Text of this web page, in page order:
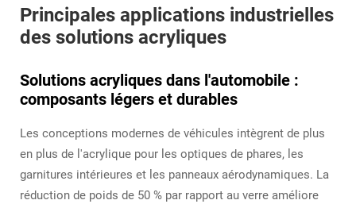
Principales applications industrielles
des solutions acryliques
Solutions acryliques dans l'automobile :
composants légers et durables
Les conceptions modernes de véhicules intègrent de plus
en plus de l'acrylique pour les optiques de phares, les
garnitures intérieures et les panneaux aérodynamiques. La
réduction de poids de 50 % par rapport au verre améliore